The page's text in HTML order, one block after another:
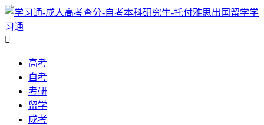
学
习通

高考
自考
考研
留学
成考